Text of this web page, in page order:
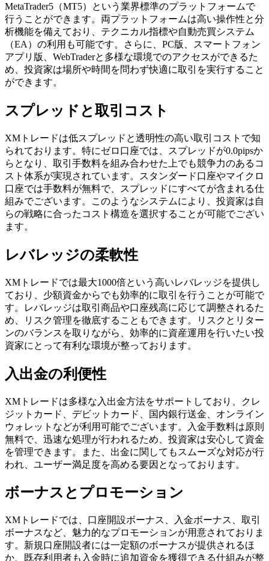
MetaTrader5（MT5）という業界標準のプラットフォームで
行うことができます。両プラットフォームは高い操作性と分
析機能を備えており、テクニカル指標や自動売買システム
（EA）の利用も可能です。さらに、PC版、スマートフォン
アプリ版、WebTraderと多様な環境でのアクセスができるた
め、投資家は場所や時間を問わず快適に取引を実行すること
ができます。
スプレッドと取引コスト
XMトレードは低スプレッドと透明性の高い取引コストで知
られております。特にゼロ口座では、スプレッドが0.0pipsか
らとなり、取引手数料を組み合わせた上でも競争力のあるコ
スト体系が実現されています。スタンダード口座やマイクロ
口座では手数料が無料で、スプレッドにすべてが含まれる仕
組みでございます。このようなシステムにより、投資家は自
らの戦略に合ったコスト構造を選択することが可能でござい
ます。
レバレッジの柔軟性
XMトレードでは最大1000倍という高いレバレッジを提供し
ており、少額資金からでも効率的に取引を行うことが可能で
す。レバレッジは取引商品や口座残高に応じて調整されるた
め、リスク管理を徹底することもできます。リスクとリター
ンのバランスを取りながら、効率的に資産運用を行いたい投
資家にとって有利な環境が整っております。
入出金の利便性
XMトレードは多様な入出金方法をサポートしており、クレ
ジットカード、デビットカード、国内銀行送金、オンライン
ウォレットなどが利用可能でございます。入金手数料は原則
無料で、迅速な処理が行われるため、投資家は安心して資金
を管理できます。また、出金に関してもスムーズな対応が行
われ、ユーザー満足度を高める要因となっております。
ボーナスとプロモーション
XMトレードでは、口座開設ボーナス、入金ボーナス、取引
ボーナスなど、魅力的なプロモーションが用意されておりま
す。新規口座開設者には一定額のボーナスが提供されるほ
か、既存利用者も入金時に追加資金を獲得できる仕組みが整